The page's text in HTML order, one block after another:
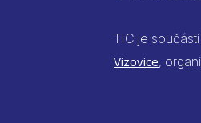
TIC je součástí
Vizovice,